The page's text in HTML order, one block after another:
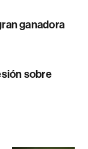
ganadora
sobre